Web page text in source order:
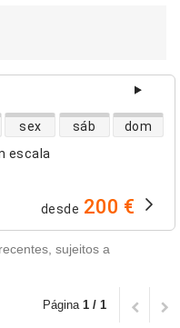
escala
sex sáb dom
desde 200 €
sujeitos a
Página 1 / 1